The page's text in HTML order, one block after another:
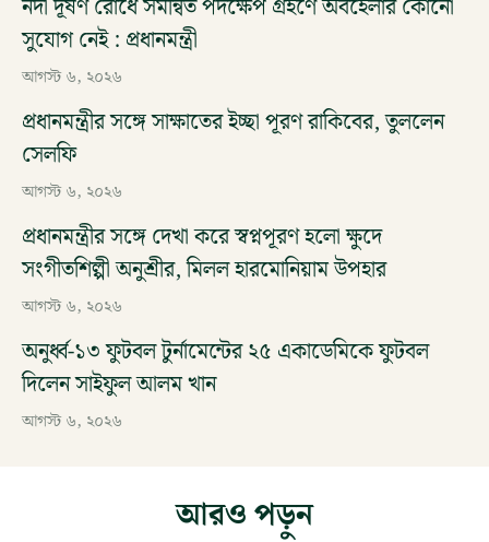
নদী দূষণ রোধে সমন্বিত পদক্ষেপ গ্রহণে অবহেলার কোনো
সুযোগ নেই : প্রধানমন্ত্রী
আগস্ট ৬, ২০২৬
প্রধানমন্ত্রীর সঙ্গে সাক্ষাতের ইচ্ছা পূরণ রাকিবের, তুললেন
সেলফি
আগস্ট ৬, ২০২৬
প্রধানমন্ত্রীর সঙ্গে দেখা করে স্বপ্নপূরণ হলো ক্ষুদে
সংগীতশিল্পী অনুশ্রীর, মিলল হারমোনিয়াম উপহার
আগস্ট ৬, ২০২৬
অনুর্ধ্ব-১৩ ফুটবল টুর্নামেন্টের ২৫ একাডেমিকে ফুটবল
দিলেন সাইফুল আলম খান
আগস্ট ৬, ২০২৬
আরও পড়ুন